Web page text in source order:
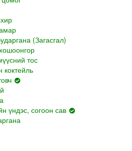
(Загасгал)
тос
коктейль
үндэс, согоон сав